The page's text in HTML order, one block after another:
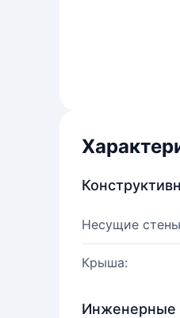
Несущие
Крыша:
Инженерные